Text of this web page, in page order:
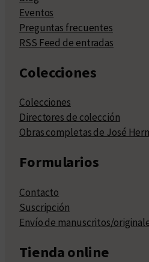
Eventos
Preguntas frecuentes
RSS Feed de entradas
Colecciones
Colecciones
Directores de colección
Obras completas de José
Formularios
Contacto
Suscripción
Envío de manuscritos/
Tienda online